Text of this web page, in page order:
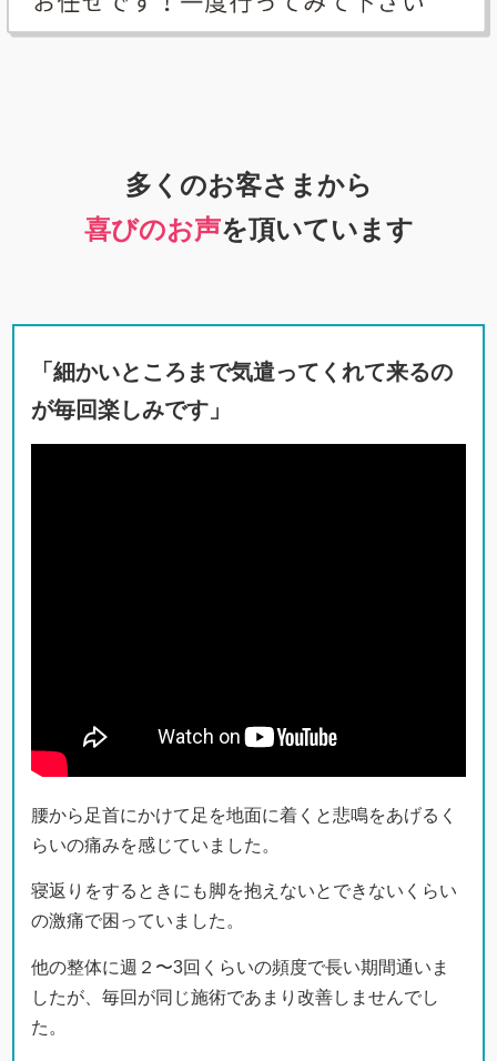
多くのお客さまから
喜びのお声を頂いています
「細かいところまで気遣ってくれて来るの
が毎回楽しみです」
腰から足首にかけて足を地面に着くと悲鳴をあげるく
らいの痛みを感じていました。
寝返りをするときにも脚を抱えないとできないくらい
の激痛で困っていました。
他の整体に週２〜3回くらいの頻度で長い期間通いま
したが、毎回が同じ施術であまり改善しませんでし
た。